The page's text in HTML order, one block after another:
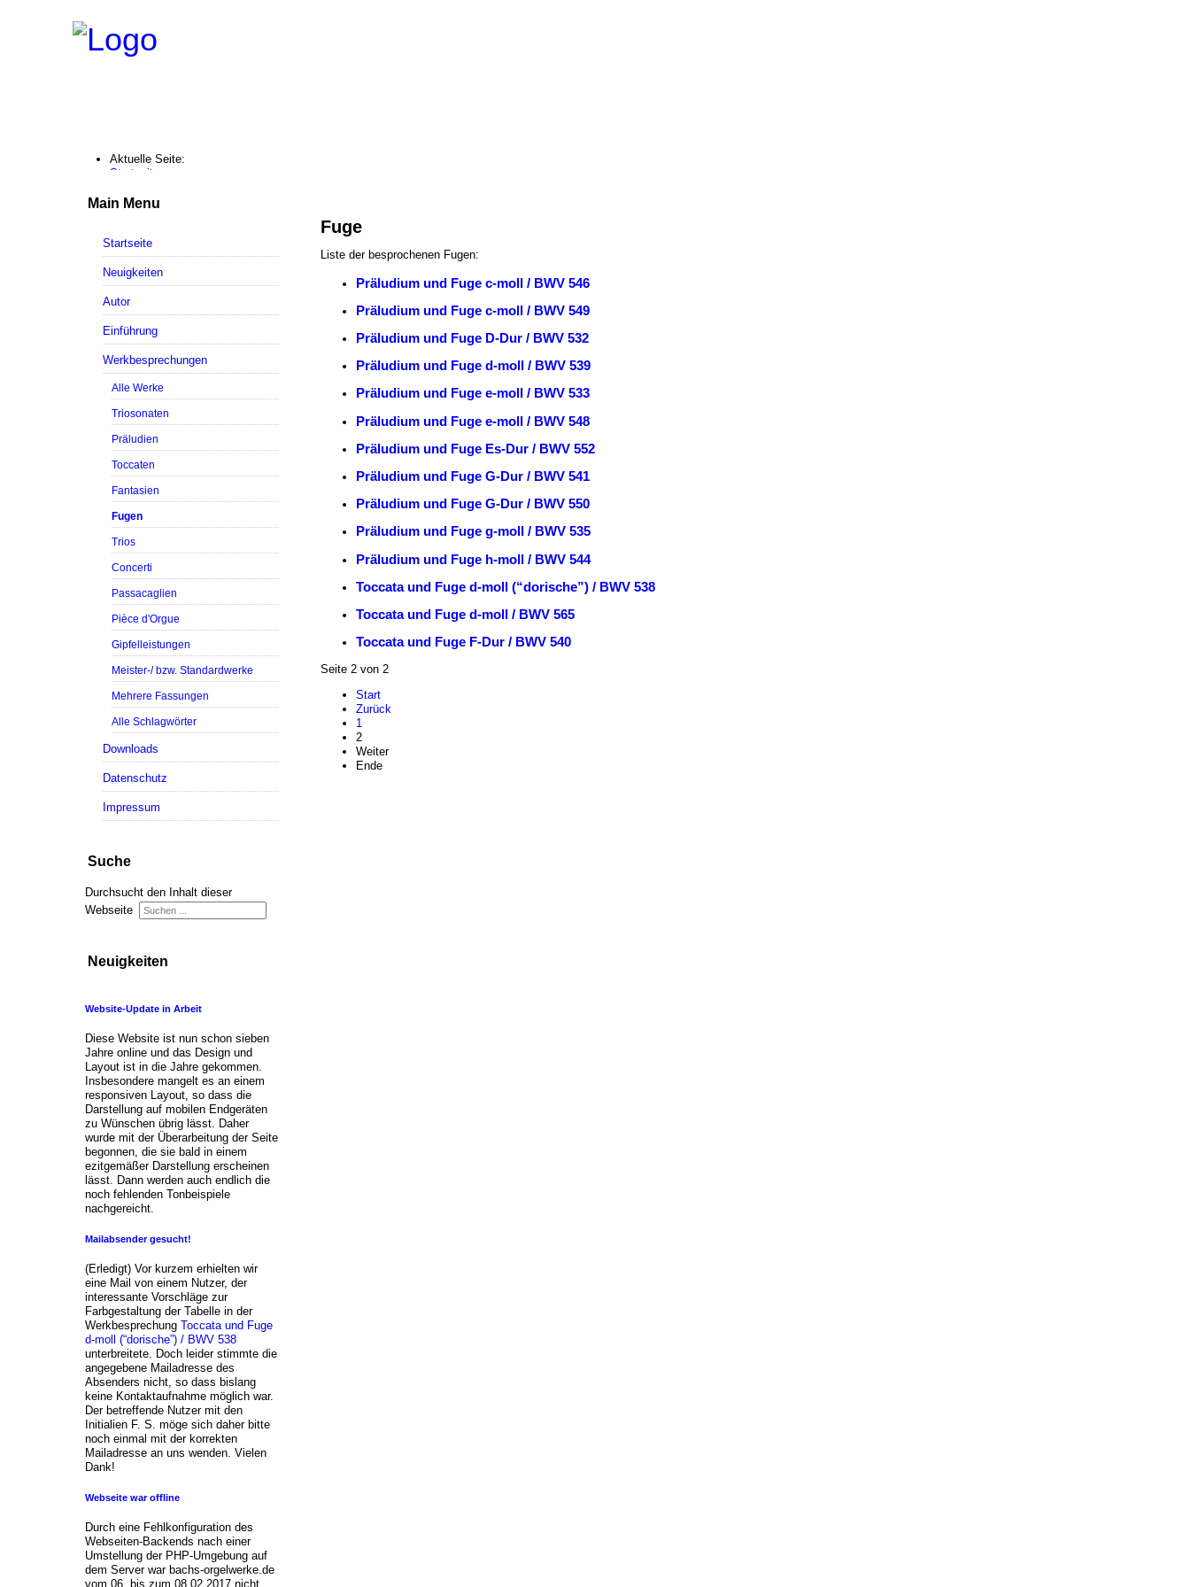
Aktuelle Seite:
Startseite
Fugen
Main Menu
Startseite
Neuigkeiten
Autor
Einführung
Werkbesprechungen
Alle Werke
Triosonaten
Präludien
Toccaten
Fantasien
Fugen
Trios
Concerti
Passacaglien
Pièce d'Orgue
Gipfelleistungen
Meister-/ bzw. Standardwerke
Mehrere Fassungen
Alle Schlagwörter
Downloads
Datenschutz
Impressum
Suche
Durchsucht den Inhalt dieser
Webseite
Neuigkeiten
Website-Update in Arbeit
Diese Website ist nun schon sieben
Jahre online und das Design und
Layout ist in die Jahre gekommen.
Insbesondere mangelt es an einem
responsiven Layout, so dass die
Darstellung auf mobilen Endgeräten
zu Wünschen übrig lässt. Daher
wurde mit der Überarbeitung der Seite
begonnen, die sie bald in einem
ezitgemäßer Darstellung erscheinen
lässt. Dann werden auch endlich die
noch fehlenden Tonbeispiele
nachgereicht.
Mailabsender gesucht!
(Erledigt) Vor kurzem erhielten wir
eine Mail von einem Nutzer, der
interessante Vorschläge zur
Farbgestaltung der Tabelle in der
Werkbesprechung Toccata und Fuge
d-moll (“dorische”) / BWV 538
unterbreitete. Doch leider stimmte die
angegebene Mailadresse des
Absenders nicht, so dass bislang
keine Kontaktaufnahme möglich war.
Der betreffende Nutzer mit den
Initialien F. S. möge sich daher bitte
noch einmal mit der korrekten
Mailadresse an uns wenden. Vielen
Dank!
Webseite war offline
Durch eine Fehlkonfiguration des
Webseiten-Backends nach einer
Umstellung der PHP-Umgebung auf
dem Server war bachs-orgelwerke.de
vom 06. bis zum 08.02.2017 nicht
Fuge
Liste der besprochenen Fugen:
Präludium und Fuge c-moll / BWV 546
Präludium und Fuge c-moll / BWV 549
Präludium und Fuge D-Dur / BWV 532
Präludium und Fuge d-moll / BWV 539
Präludium und Fuge e-moll / BWV 533
Präludium und Fuge e-moll / BWV 548
Präludium und Fuge Es-Dur / BWV 552
Präludium und Fuge G-Dur / BWV 541
Präludium und Fuge G-Dur / BWV 550
Präludium und Fuge g-moll / BWV 535
Präludium und Fuge h-moll / BWV 544
Toccata und Fuge d-moll (“dorische”) / BWV 538
Toccata und Fuge d-moll / BWV 565
Toccata und Fuge F-Dur / BWV 540
Seite 2 von 2
Start
Zurück
1
2
Weiter
Ende